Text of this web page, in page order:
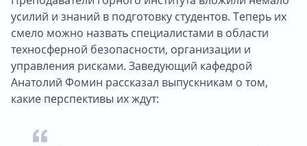
усилий и знаний в подготовку студентов. Теперь их
смело можно назвать специалистами в области
техносферной безопасности, организации и
управления рисками. Заведующий кафедрой
Анатолий Фомин рассказал выпускникам о том,
какие перспективы их ждут: